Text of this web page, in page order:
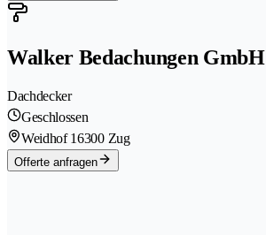
Walker Bedachungen GmbH
Dachdecker
Geschlossen
Weidhof 16300 Zug
Offerte anfragen